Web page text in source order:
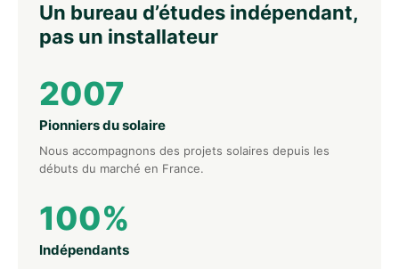
Un bureau d’études indépendant,
pas un installateur
2007
Pionniers du solaire
Nous accompagnons des projets solaires depuis les
débuts du marché en France.
100%
Indépendants